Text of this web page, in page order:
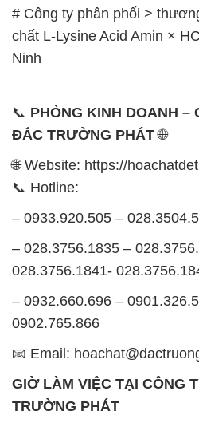
# Công ty phân phối >
chất L-Lysine Acid Amin ×
Ninh
📞 PHÒNG KINH DOANH –
ĐẮC TRƯỜNG PHÁT🌐
🌐 Website: https://
📞 Hotline:
– 0933.920.505 –
– 028.3756.1835 –
028.3756.1841-
– 0932.660.696 –
0902.765.866
📧 Email:
GIỜ LÀM VIỆC TẠI CÔNG
TRƯỜNG PHÁT